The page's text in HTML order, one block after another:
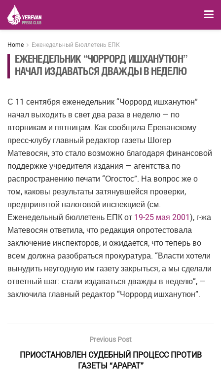
Home Еженедельный Бюллетень ЕПК
ЕЖЕНЕДЕЛЬНИК “ЧОРРОРД ИШХАНУТЮН”
НАЧАЛ ИЗДАВАТЬСЯ ДВАЖДЫ В НЕДЕЛЮ
С 11 сентября еженедельник “Чоррорд ишханутюн”
начал выходить в свет два раза в неделю — по
вторникам и пятницам. Как сообщила Ереванскому
пресс-клубу главный редактор газеты Шогер
Матевосян, это стало возможно благодаря финансовой
поддержке учредителя издания — агентства по
распространению печати “Огостос”. На вопрос же о
том, каковы результаты затянувшейся проверки,
предпринятой налоговой инспекцией (см.
Еженедельный бюллетень ЕПК от 19-25 мая 2001), г-жа
Матевосян ответила, что редакция опротестовала
заключение инспекторов, и ожидается, что теперь во
всем должна разобраться прокуратура. “Власти хотели
вынудить неугодную им газету закрыться, а мы сделали
ответный шаг: стали издаваться дважды в неделю”, —
заключила главный редактор “Чоррорд ишханутюн”.
Previous Post
ПРИОСТАНОВЛЕН СУДЕБНЫЙ ПРОЦЕСС ПРОТИВ
ГАЗЕТЫ “АРАРАТ”